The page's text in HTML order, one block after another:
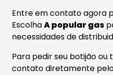
Entre em contato agora
EscolhaA popular gas
necessidades de
Para pedir seu botijão ou
contato diretamente